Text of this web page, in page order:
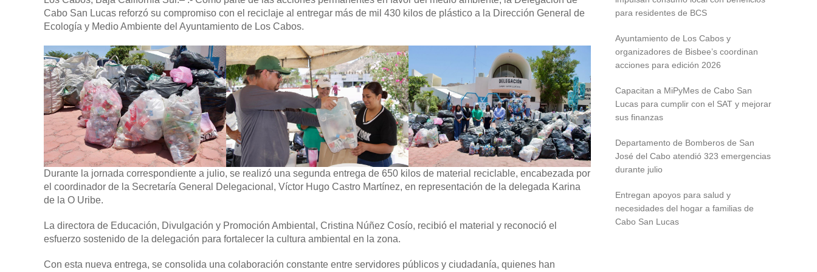
Cabo San Lucas reforzó su compromiso con el reciclaje al entregar más de mil 430 kilos de plástico a la Dirección General de
Ecología y Medio Ambiente del Ayuntamiento de Los Cabos.
Durante la jornada correspondiente a julio, se realizó una segunda entrega de 650 kilos de material reciclable, encabezada por
el coordinador de la Secretaría General Delegacional, Víctor Hugo Castro Martínez, en representación de la delegada Karina
de la O Uribe.
La directora de Educación, Divulgación y Promoción Ambiental, Cristina Núñez Cosío, recibió el material y reconoció el
esfuerzo sostenido de la delegación para fortalecer la cultura ambiental en la zona.
Con esta nueva entrega, se consolida una colaboración constante entre servidores públicos y ciudadanía, quienes han
para residentes de BCS
Ayuntamiento de Los Cabos y
organizadores de Bisbee’s coordinan
acciones para edición 2026
Capacitan a MiPyMes de Cabo San
Lucas para cumplir con el SAT y mejorar
sus finanzas
Departamento de Bomberos de San
José del Cabo atendió 323 emergencias
durante julio
Entregan apoyos para salud y
necesidades del hogar a familias de
Cabo San Lucas